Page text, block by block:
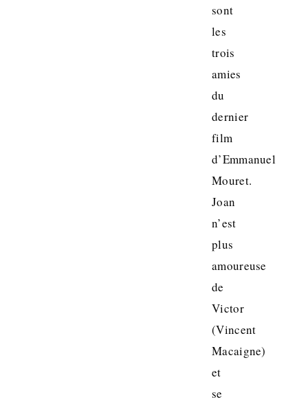
sont
les
trois
amies
du
dernier
film
d’Emmanuel
Mouret.
Joan
n’est
plus
amoureuse
de
Victor
(Vincent
Macaigne)
et
se